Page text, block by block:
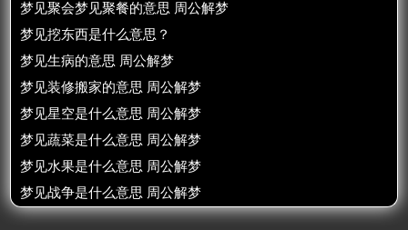
梦见聚会梦见聚餐的意思 周公解梦
梦见挖东西是什么意思？
梦见生病的意思 周公解梦
梦见装修搬家的意思 周公解梦
梦见星空是什么意思 周公解梦
梦见蔬菜是什么意思 周公解梦
梦见水果是什么意思 周公解梦
梦见战争是什么意思 周公解梦